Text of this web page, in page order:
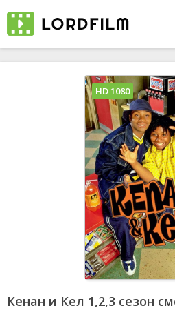
Кенан и Кел 1,2,3 сезон
HD 1080